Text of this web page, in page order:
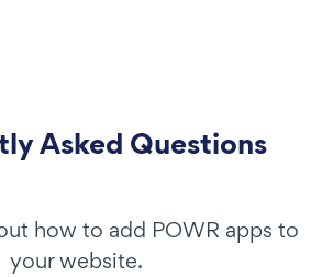
Asked Questions
how to add POWR apps to
your website.